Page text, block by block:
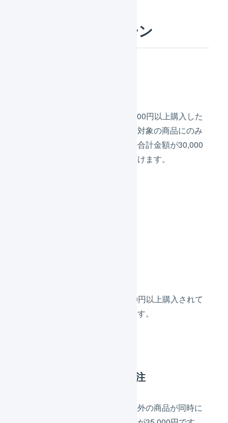
具体的な利用シーン
プレゼント対象の商品から30,000円以上購入した
受注で、値引き額はプレゼント対象の商品にのみ
適用し、値引き後の対象商品の合計金額が30,000
円以上の場合にプレゼントをつけます。
プレゼント対象の商品が30,000円以上購入されて
いるため、プレゼントをつけます。
プレゼントがつかない受注
プレゼント対象の商品とそれ以外の商品が同時に